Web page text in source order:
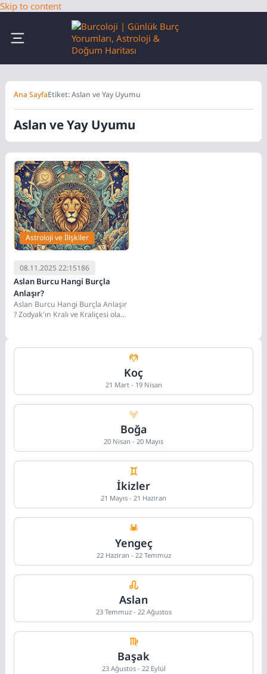
Skip to content
Ana SayfaEtiket: Aslan ve Yay Uyumu
Aslan ve Yay Uyumu
Astroloji ve İlişkiler
08.11.2025 22:15186
Aslan Burcu Hangi Burçla
Anlaşır?
Aslan Burcu Hangi Burçla Anlaşır
? Zodyak'ın Kralı ve Kraliçesi olan
Koç
21 Mart - 19 Nisan
Boğa
20 Nisan - 20 Mayıs
İkizler
21 Mayıs - 21 Haziran
Yengeç
22 Haziran - 22 Temmuz
Aslan
23 Temmuz - 22 Ağustos
Başak
23 Ağustos - 22 Eylül